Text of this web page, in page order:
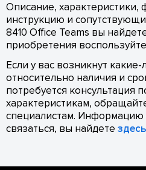
Описание, характеристики,
инструкцию и
8410 Office Teams вы
приобретения
Если у вас возникнут
относительно наличия и
потребуется консультация
характеристикам,
специалистам. Информацию
связаться, вы найдете здесь